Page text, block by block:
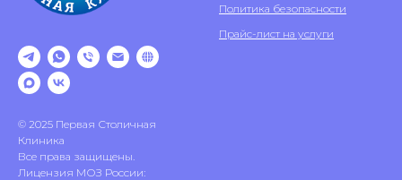
© 2025 Первая Столичная
Клиника
Все права защищены.
Лицензия МОЗ России:
Политика безопасности
Прайс-лист на услуги